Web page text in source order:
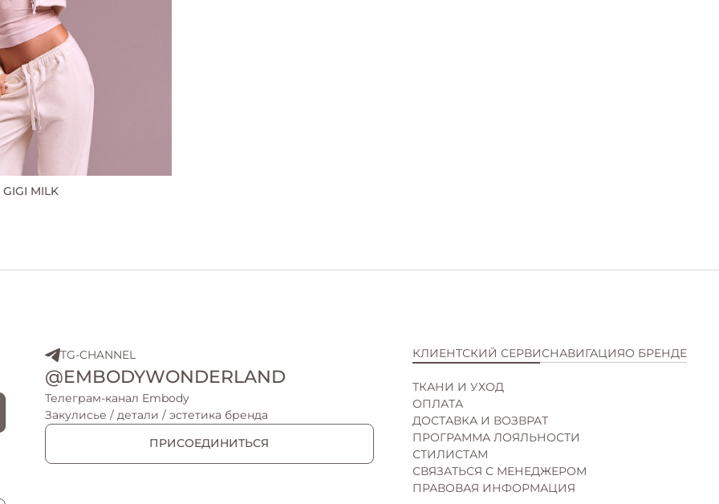
MILK
КЛИЕНТСКИЙ СЕРВИСНАВИГАЦИЯО БРЕНДЕ
ТКАНИ И УХОД
ОПЛАТА
ДОСТАВКА И ВОЗВРАТ
ПРОГРАММА ЛОЯЛЬНОСТИ
СТИЛИСТАМ
СВЯЗАТЬСЯ С МЕНЕДЖЕРОМ
ПРАВОВАЯ ИНФОРМАЦИЯ
КАТАЛОГ
НОВИНКИ
SALE
ПОДАРОЧНЫЕ СЕРТИФИКАТЫ
МАГАЗИНЫ
ИСТОРИЯ
КОНТАКТЫ
ВАКАНСИИ
СОТРУДНИЧЕСТВО
TG-CHANNEL
@EMBODYWONDERLAND
Телеграм-канал Embody
Закулисье / детали / эстетика бренда
ПРИСОЕДИНИТЬСЯ